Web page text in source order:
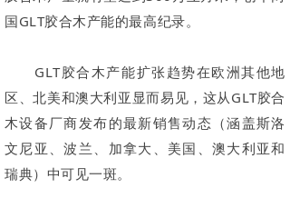
国GLT胶合木产能的最高纪录。
GLT胶合木产能扩张趋势在欧洲其他地
区、北美和澳大利亚显而易见，这从GLT胶合
木设备厂商发布的最新销售动态（涵盖斯洛
文尼亚、波兰、加拿大、美国、澳大利亚和
瑞典）中可见一斑。